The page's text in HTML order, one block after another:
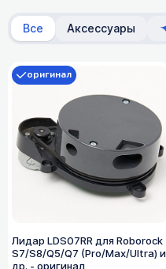
Все Аксессуары
Лидар LDS07RR для Roborock
S7/S8/Q5/Q7 (Pro/Max/Ultra) и
оригинал